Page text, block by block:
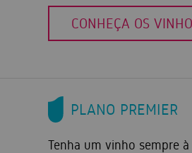
CONHEÇA OS
PLANO PREMIER
Tenha um vinho sempre à